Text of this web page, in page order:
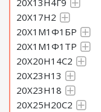
20Х13Н4Г9
20Х17Н2
20Х1М1Ф1БР
20Х1М1Ф1ТР
20Х20Н14С2
20Х23Н13
20Х23Н18
20Х25Н20С2